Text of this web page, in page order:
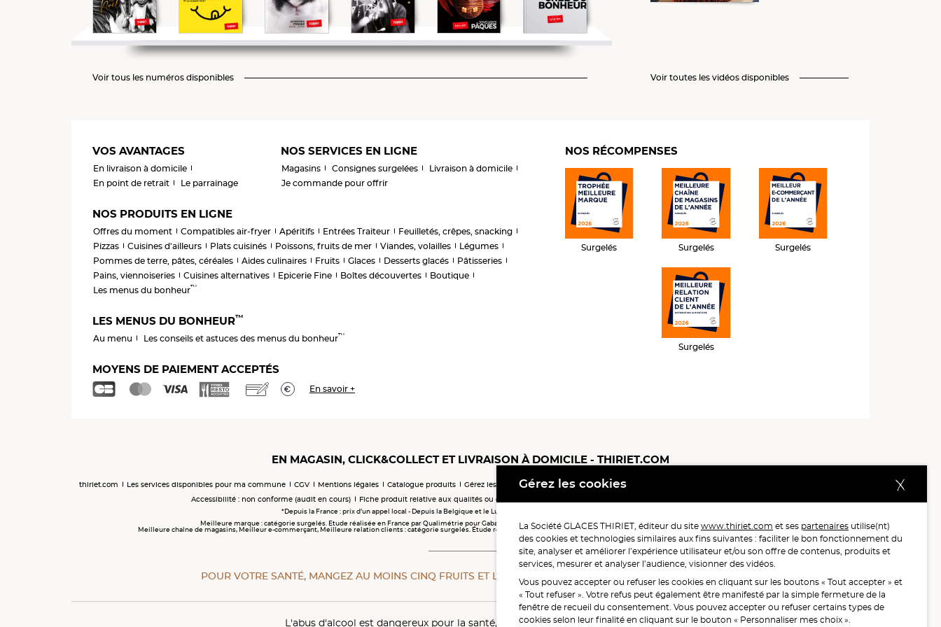
Voir tous les numéros disponibles Voir toutes les vidéos disponibles
VOS AVANTAGES
En livraison à domicile
En point de retrait
Le parrainage
NOS SERVICES EN LIGNE
Magasins Consignes surgelées
Livraison à domicile
Je commande pour offrir
NOS PRODUITS EN LIGNE
Offres du moment Compatibles air-fryer Apéritifs Entrées Traiteur
Feuilletés, crêpes, snacking
Pizzas
Cuisines d'ailleurs Plats cuisinés Poissons, fruits de mer Viandes, volailles
Légumes
Pommes de terre, pâtes, céréales
Aides culinaires Fruits Glaces Desserts glacés
Pâtisseries
Pains, viennoiseries
Cuisines alternatives Epicerie Fine Boîtes découvertes
Boutique
Les menus du bonheur™
LES MENUS DU BONHEUR™
Au menu Les conseils et astuces des menus du bonheur™
MOYENS DE PAIEMENT ACCEPTÉS
En savoir +
NOS RÉCOMPENSES
Surgelés Surgelés Surgelés
Surgelés
EN MAGASIN, CLICK&COLLECT ET LIVRAISON À DOMICILE - THIRIET.COM
thiriet.com Les services disponibles pour ma commune CGV Mentions légales Catalogue produits Gérez les cookies Charte cookies Médiation
Accessibilité : non conforme (audit en cours)
Fiche produit relative aux qualités ou caractéristiques environnementales
*Depuis la France : prix d’un appel local - Depuis la Belgique et le Luxembourg (préfixe 00 33) : tarifs selon opérateurs.
Meilleure marque : catégorie surgelés. Etude réalisée en France par Qualimétrie pour Gabaon du 28 octobre 2025 au 02 février 2026 auprès de 122 503 consommateurs.
Meilleure chaîne de magasins, Meilleur e-commerçant, Meilleure relation clients : catégorie surgelés. Étude réalisée en France par Qualimétrie pour Gabaon du 27 Mars au 07 Juillet 2025 sur 1 246 417 votes.
POUR VOTRE SANTÉ, MANGEZ AU MOINS CINQ FRUITS ET LÉGUMES PAR JOUR. WWW.MANGERBOUGER.FR
L'abus d'alcool est dangereux pour la santé, à consommer avec modération.
Gérez les cookies
La Société GLACES THIRIET, éditeur du site www.thiriet.com et ses partenaires utilise(nt)
des cookies et technologies similaires aux fins suivantes : faciliter le bon fonctionnement du
site, analyser et améliorer l’expérience utilisateur et/ou son offre de contenus, produits et
services, mesurer et analyser l’audience, visionner des vidéos.
Vous pouvez accepter ou refuser les cookies en cliquant sur les boutons « Tout accepter » et
« Tout refuser ». Votre refus peut également être manifesté par la simple fermeture de la
fenêtre de recueil du consentement. Vous pouvez accepter ou refuser certains types de
cookies selon leur finalité en cliquant sur le bouton « Personnaliser mes choix ».